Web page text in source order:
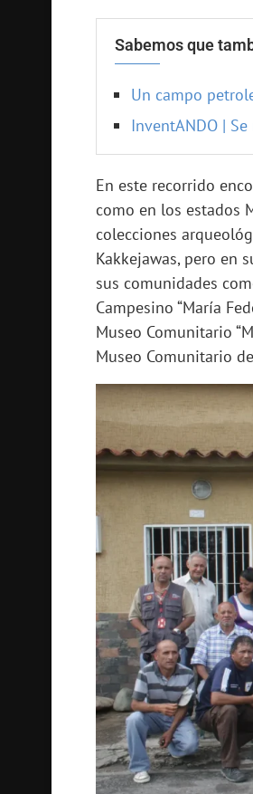
Sabemos que
Un campo
InventANDO |
En este recorrido
como en los estados
colecciones
Kakkejawas, pero en
sus comunidades
Campesino “María
Museo Comunitario
Museo Comunitario